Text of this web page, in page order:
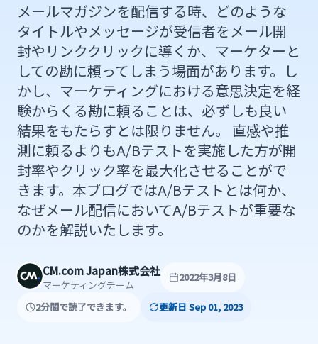
メールマガジンを配信する時、どのような
タイトルやメッセージが受信者をメール開
封やリンククリックに導くか、マーケターと
しての勘に頼ってしまう場面があります。し
かし、マーケティングにおける意思決定を経
験からくる勘に頼ることは、必ずしも良い
結果をもたらすとは限りません。 直感や推
測に頼るよりもA/Bテストを実施した方が開
封率やクリック率を最大化させることがで
きます。本ブログではA/Bテストとは何か、
なぜメール配信においてA/Bテストが重要な
のかを解説いたします。
CM.com Japan株式会社
マーケティングチーム
2022年3月8日
2分間で読了できます。 更新日 Sep 01, 2023